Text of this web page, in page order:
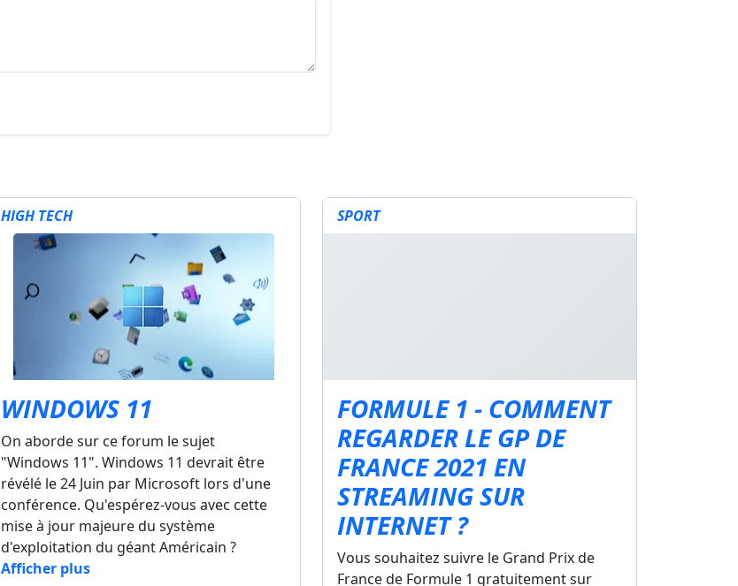
HIGH TECH
WINDOWS 11
On aborde sur ce forum le sujet
"Windows 11". Windows 11 devrait être
révélé le 24 Juin par Microsoft lors d'une
conférence. Qu'espérez-vous avec cette
mise à jour majeure du système
d'exploitation du géant Américain ?
Afficher plus
SPORT
FORMULE 1 - COMMENT
REGARDER LE GP DE
FRANCE 2021 EN
STREAMING SUR
INTERNET ?
Vous souhaitez suivre le Grand Prix de
France de Formule 1 gratuitement sur